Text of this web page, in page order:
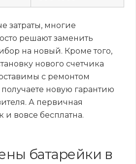
затраты, многие
решают заменить
на новый. Кроме того,
нового счетчика
с ремонтом
получаете новую гарантию
А первичная
и вовсе бесплатна.
батарейки в